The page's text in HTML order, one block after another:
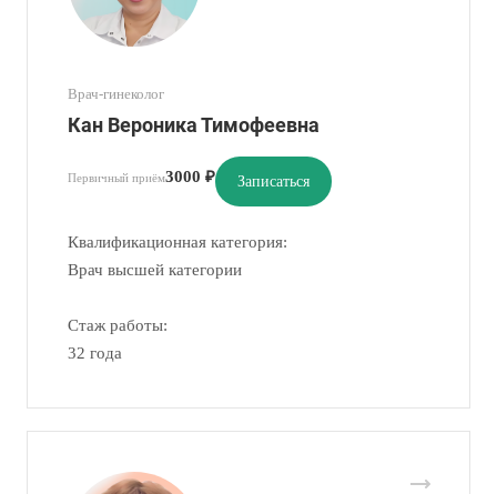
Врач-гинеколог
Кан Вероника Тимофеевна
Первичный приём3000 ₽ Записаться
Квалификационная категория:
Врач высшей категории
Стаж работы:
32 года